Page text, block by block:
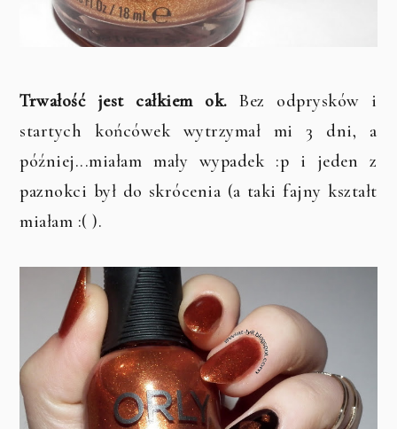
Trwałość jest całkiem ok. Bez odprysków i
startych końcówek wytrzymał mi 3 dni, a
później...miałam mały wypadek :p i jeden z
paznokci był do skrócenia (a taki fajny kształt
miałam :( ).